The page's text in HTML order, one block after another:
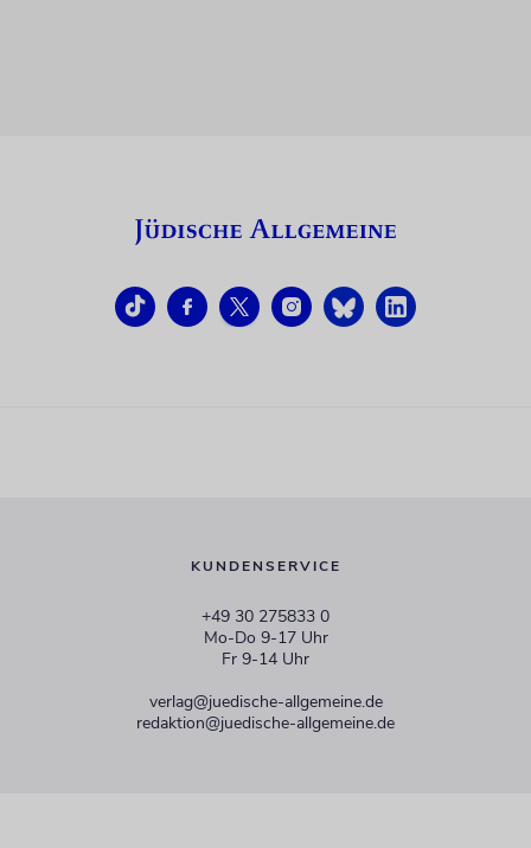
KUNDENSERVICE
+49 30 275833 0
Mo-Do 9-17 Uhr
Fr 9-14 Uhr
verlag@juedische-allgemeine.de
redaktion@juedische-allgemeine.de